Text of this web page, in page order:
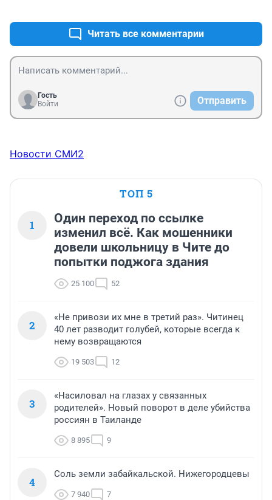
Читать все комментарии
Гость
Войти
Отправить
Новости СМИ2
ТОП 5
1
Один переход по ссылке
изменил всё. Как мошенники
довели школьницу в Чите до
попытки поджога здания
25 100 52
2
«Не привози их мне в третий раз». Читинец
40 лет разводит голубей, которые всегда к
нему возвращаются
19 503 12
3
«Насиловал на глазах у связанных
родителей». Новый поворот в деле убийства
россиян в Таиланде
8 895 9
4
Соль земли забайкальской. Нижегородцевы
7 940 7